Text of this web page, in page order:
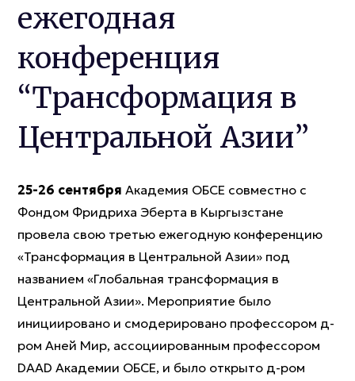
ежегодная
конференция
“Трансформация в
Центральной Азии”
25-26 сентября Академия ОБСЕ совместно с
Фондом Фридриха Эберта в Кыргызстане
провела свою третью ежегодную конференцию
«Трансформация в Центральной Азии» под
названием «Глобальная трансформация в
Центральной Азии». Мероприятие было
инициировано и смодерировано профессором д-
ром Аней Мир, ассоциированным профессором
DAAD Академии ОБСЕ, и было открыто д-ром